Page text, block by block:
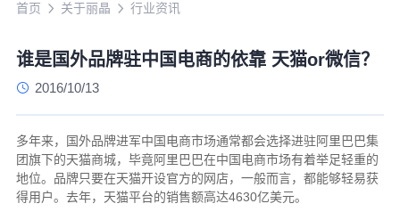
首页 关于丽晶 行业资讯
谁是国外品牌驻中国电商的依靠 天猫or微信？
2016/10/13
多年来，国外品牌进军中国电商市场通常都会选择进驻阿里巴巴集
团旗下的天猫商城，毕竟阿里巴巴在中国电商市场有着举足轻重的
地位。品牌只要在天猫开设官方的网店，一般而言，都能够轻易获
得用户。去年，天猫平台的销售额高达4630亿美元。